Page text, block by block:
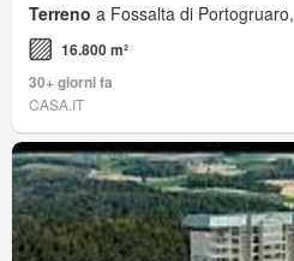
Terreno a Fossalta di
16.800 m²
30+ giorni fa
CASA.IT